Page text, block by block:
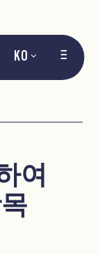
KO
여